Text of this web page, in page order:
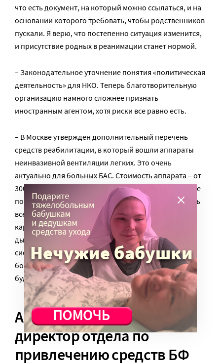
что есть документ, на который можно ссылаться, и на
основании которого требовать, чтобы родственников
пускали. Я верю, что постепенно ситуация изменится,
и присутствие родных в реанимации станет нормой.
– Законодательное уточнение понятия «политическая
деятельность» для НКО. Теперь благотворительную
организацию намного сложнее признать
иностранным агентом, хотя риски все равно есть.
– В Москве утвержден дополнительный перечень
средств реабилитации, в который вошли аппараты
неинвазивной вентиляции легких. Это очень
актуально для больных БАС. Стоимость аппарата – от
300 000 рублей, и далеко не каждая семья может себе
позволить такую технику. НКО тоже не могут закрыть
все потребности. При этом часто такие аппараты
кардинально влияют на качество жизни людей с
дыхательными проблемами. Если будет налажена
система их выдачи, настройки, передачи другим
больным, когда в семье аппарат уже не нужен, это
будет огромным шагом вперед.
Анастасия Ложкина
директор отдела по
привлечению средств БФ